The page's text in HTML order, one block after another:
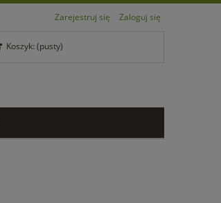
Zarejestruj się Zaloguj się
Koszyk: (pusty)